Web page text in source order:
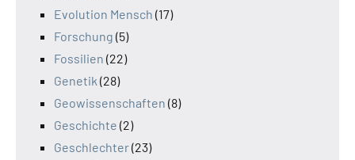
Evolution Mensch (17)
Forschung (5)
Fossilien (22)
Genetik (28)
Geowissenschaften (8)
Geschichte (2)
Geschlechter(23)